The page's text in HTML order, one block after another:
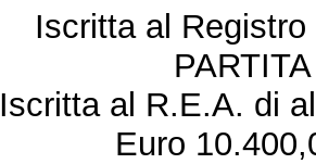
Iscritta al
Iscritta al R.E.A. di
Euro